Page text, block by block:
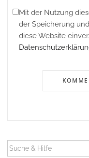
Mit der Nutzung
der Speicherung
diese Website
SUCHEN
NACH: